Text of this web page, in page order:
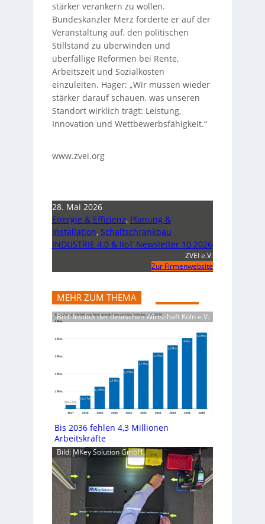
stärker verankern zu wollen.
Bundeskanzler Merz forderte er auf der
Veranstaltung auf, den politischen
Stillstand zu überwinden und
überfällige Reformen bei Rente,
Arbeitszeit und Sozialkosten
einzuleiten. Hager: „Wir müssen wieder
stärker darauf schauen, was unseren
Standort wirklich trägt: Leistung,
Innovation und Wettbewerbsfähigkeit.“
www.zvei.org
28. Mai 2026
Energie & Effizienz, Planung &
Installation, Schaltschrankbau
INDUSTRIE 4.0 & IIoT Newsletter 10 2026
ZVEI e.V.
Zur Firmenwebsite
MEHR ZUM THEMA
Bild: Institut der deutschen Wirtschaft Köln e.V.
Bis 2036 fehlen 4,3 Millionen
Arbeitskräfte
Bild: MKey Solution GmbH